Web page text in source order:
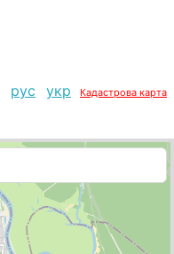
рус укр Кадастрова карта